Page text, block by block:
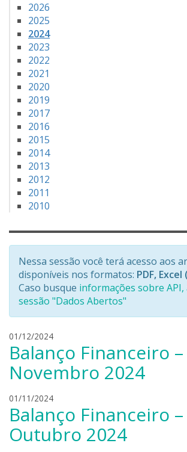
2026
2025
2024
2023
2022
2021
2020
2019
2017
2016
2015
2014
2013
2012
2011
2010
Nessa sessão você terá acesso aos
disponíveis nos formatos: PDF, Excel
Caso busque informações sobre API,
sessão "Dados Abertos"
01/12/2024l
e
a
n
r
o
b
o
Balanço Financeiro –
Novembro 2024
01/11/2024l
e
a
n
Balanço Financeiro –
Outubro 2024